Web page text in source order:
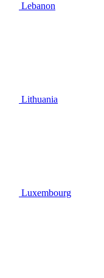
Lebanon
Lithuania
Luxembourg